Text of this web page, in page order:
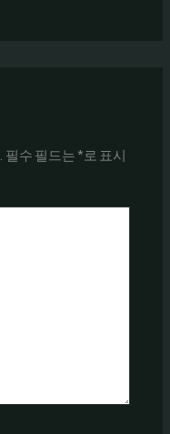
필수 필드는 *로 표시